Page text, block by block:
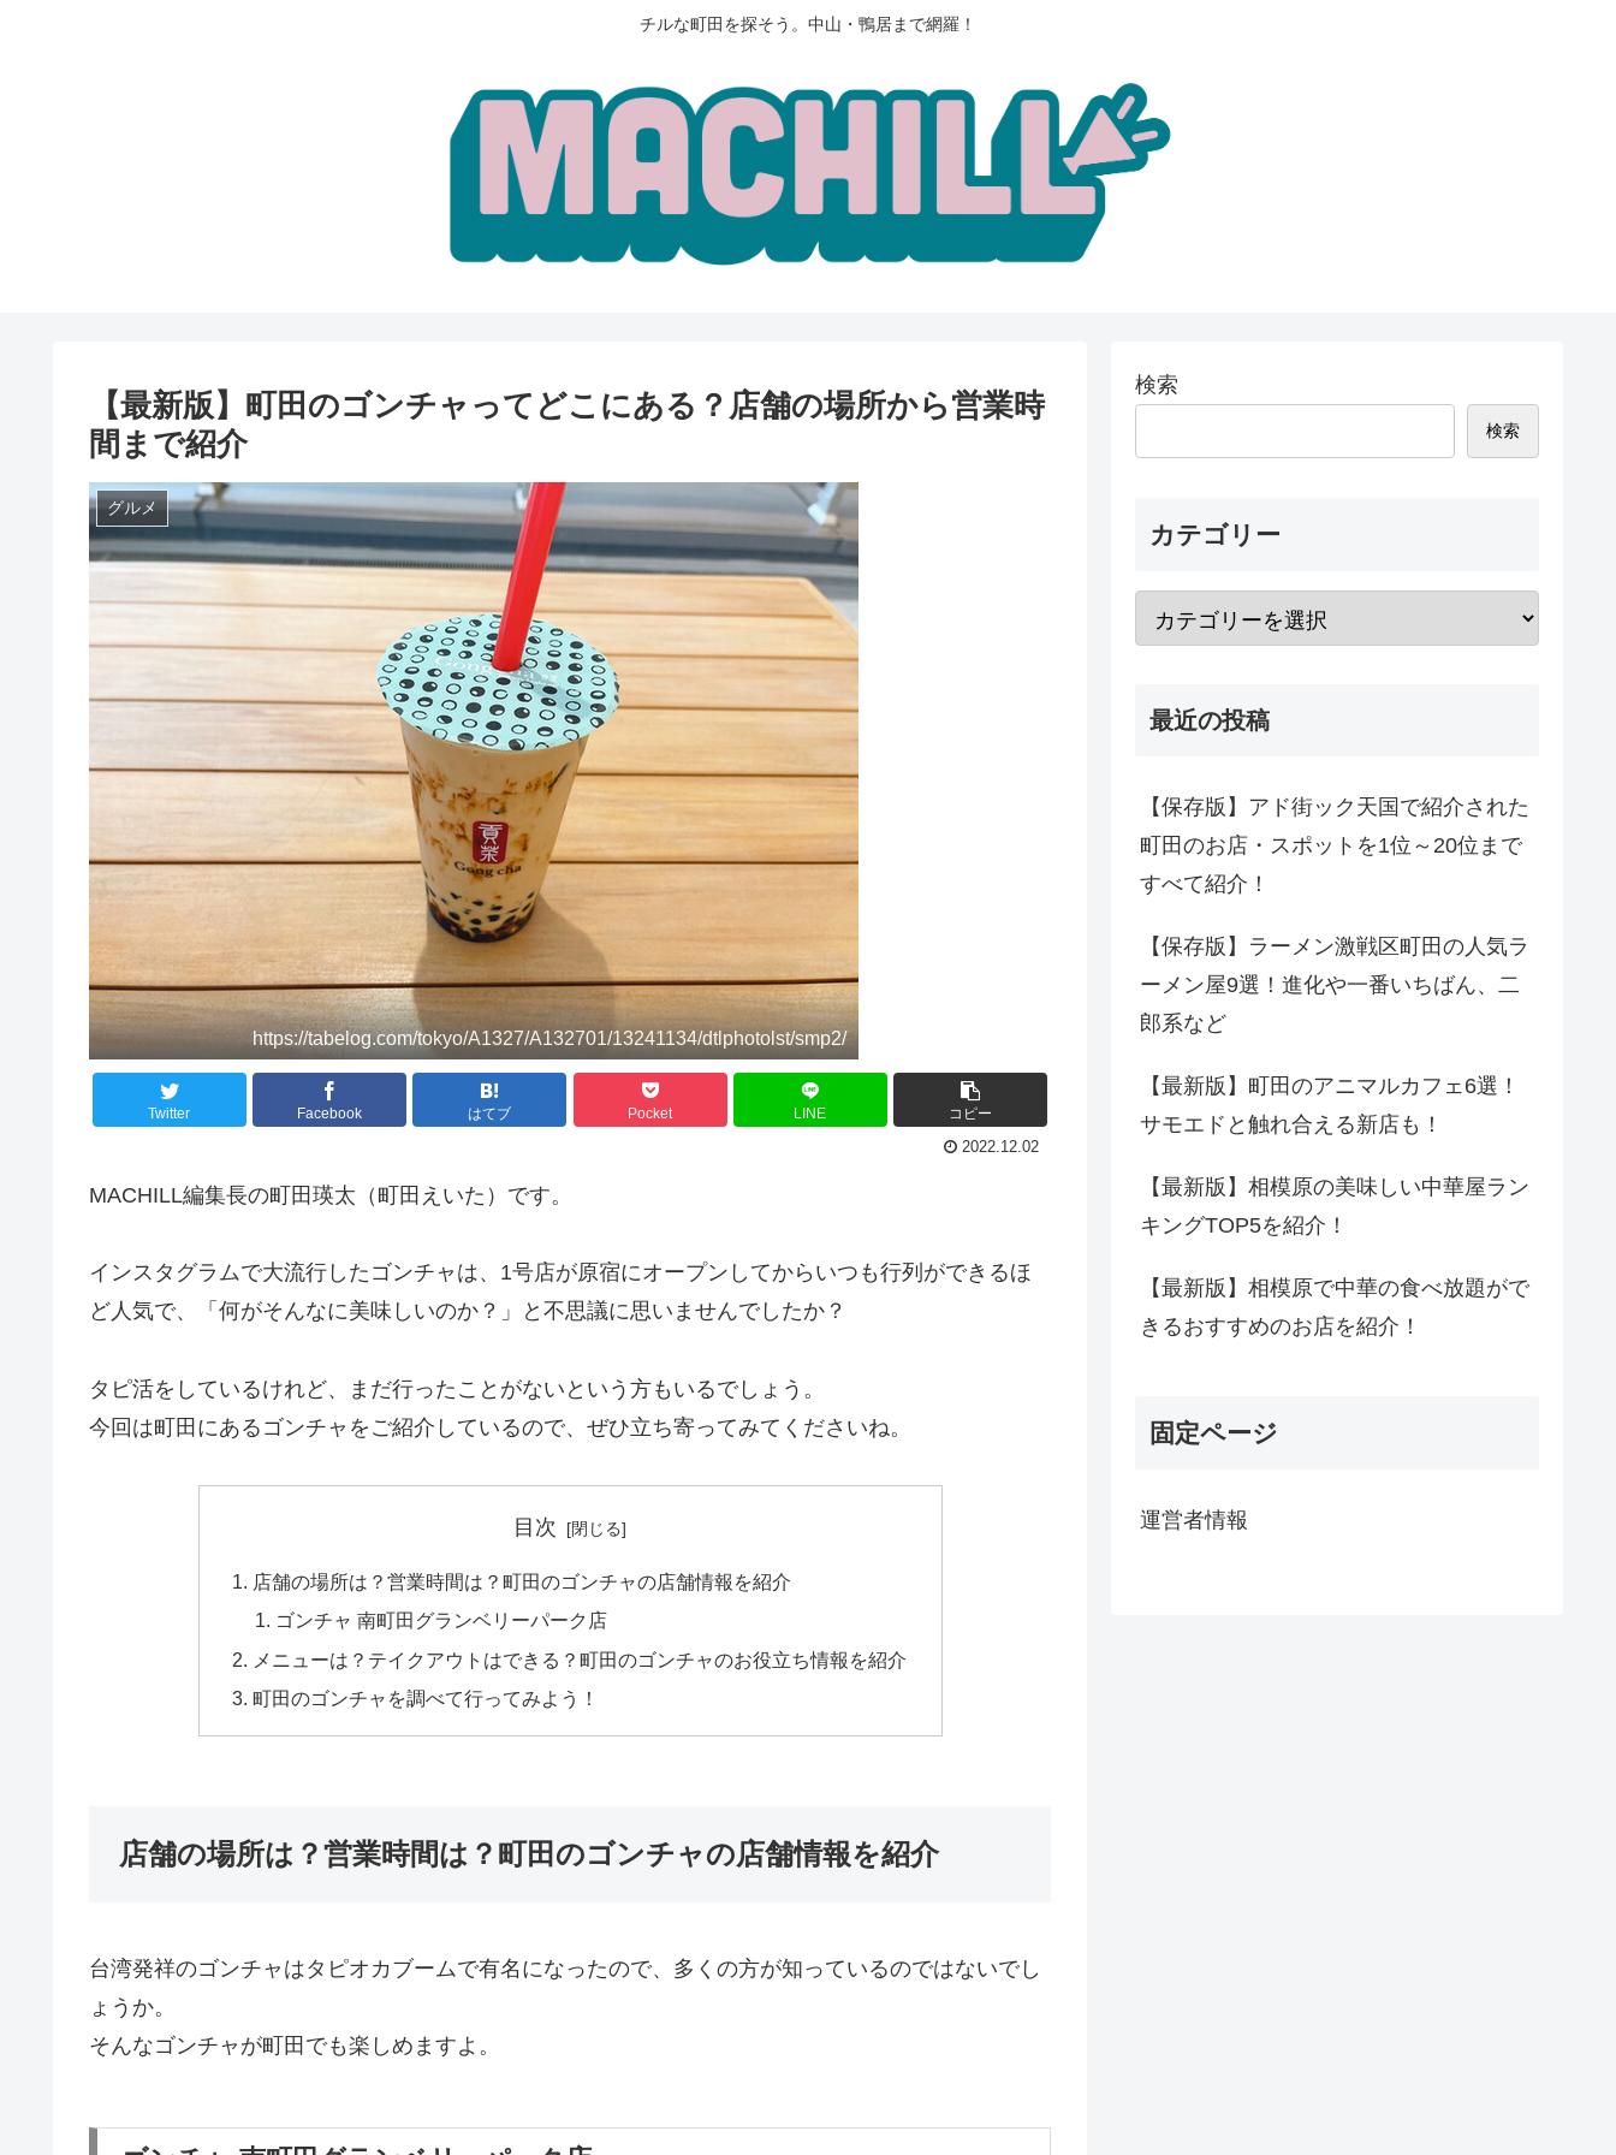
チルな町田を探そう。中山・鴨居まで網羅！
【最新版】町田のゴンチャってどこにある？店舗の場所から営業時
間まで紹介
グルメ
https://tabelog.com/tokyo/A1327/A132701/13241134/dtlphotolst/smp2/
Twitter Facebook はてブ Pocket LINE コピー
2022.12.02
MACHILL編集長の町田瑛太（町田えいた）です。
インスタグラムで大流行したゴンチャは、1号店が原宿にオープンしてからいつも行列ができるほ
ど人気で、「何がそんなに美味しいのか？」と不思議に思いませんでしたか？
タピ活をしているけれど、まだ行ったことがないという方もいるでしょう。
今回は町田にあるゴンチャをご紹介しているので、ぜひ立ち寄ってみてくださいね。
目次
店舗の場所は？営業時間は？町田のゴンチャの店舗情報を紹介
ゴンチャ 南町田グランベリーパーク店
メニューは？テイクアウトはできる？町田のゴンチャのお役立ち情報を紹介
町田のゴンチャを調べて行ってみよう！
店舗の場所は？営業時間は？町田のゴンチャの店舗情報を紹介
台湾発祥のゴンチャはタピオカブームで有名になったので、多くの方が知っているのではないでし
ょうか。
そんなゴンチャが町田でも楽しめますよ。
検索
検索
カテゴリー
最近の投稿
【保存版】アド街ック天国で紹介された
町田のお店・スポットを1位～20位まで
すべて紹介！
【保存版】ラーメン激戦区町田の人気ラ
ーメン屋9選！進化や一番いちばん、二
郎系など
【最新版】町田のアニマルカフェ6選！
サモエドと触れ合える新店も！
【最新版】相模原の美味しい中華屋ラン
キングTOP5を紹介！
【最新版】相模原で中華の食べ放題がで
きるおすすめのお店を紹介！
固定ページ
運営者情報